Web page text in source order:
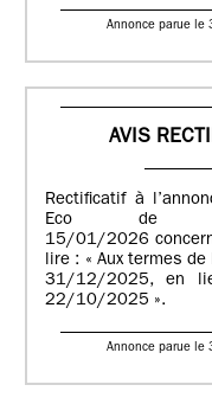
Annonce parue
AVIS
Rectificatif à
Eco de
15/01/2026
lire : « Aux termes de
31/12/2025, en
22/10/2025 ».
Annonce parue